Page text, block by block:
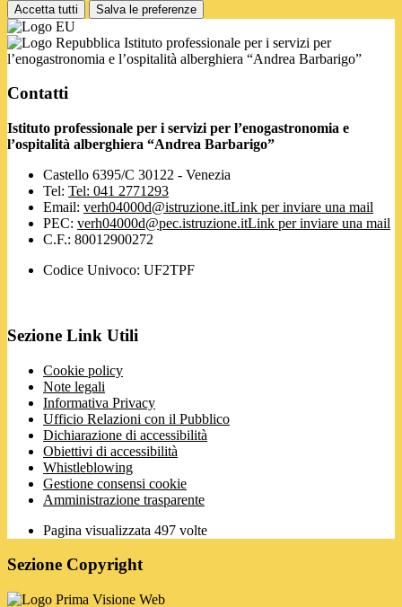
Accetta tutti Salva le preferenze
Istituto professionale per i servizi per
l’enogastronomia e l’ospitalità alberghiera “Andrea Barbarigo”
Contatti
Istituto professionale per i servizi per l’enogastronomia e
l’ospitalità alberghiera “Andrea Barbarigo”
Castello 6395/C 30122 - Venezia
Tel: Tel: 041 2771293
Email: verh04000d@istruzione.itLink per inviare una mail
PEC: verh04000d@pec.istruzione.itLink per inviare una mail
C.F.: 80012900272
Codice Univoco: UF2TPF
Sezione Link Utili
Cookie policy
Note legali
Informativa Privacy
Ufficio Relazioni con il Pubblico
Dichiarazione di accessibilità
Obiettivi di accessibilità
Whistleblowing
Gestione consensi cookie
Amministrazione trasparente
Pagina visualizzata 497 volte
Sezione Copyright